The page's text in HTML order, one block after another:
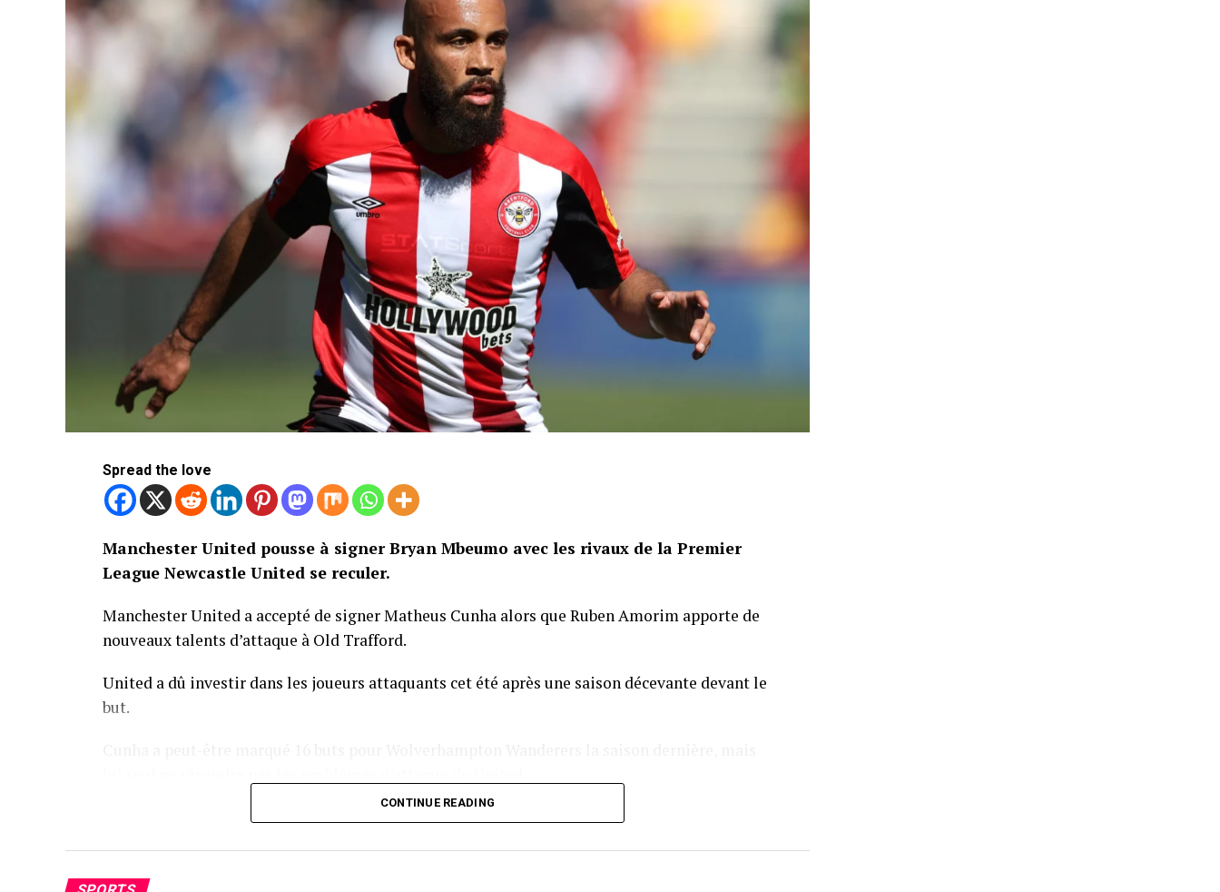
Spread the love
Manchester United pousse à signer Bryan Mbeumo avec les rivaux de la Premier
League Newcastle United se reculer.
Manchester United a accepté de signer Matheus Cunha alors que Ruben Amorim apporte de
nouveaux talents d’attaque à Old Trafford.
United a dû investir dans les joueurs attaquants cet été après une saison décevante devant le
but.
La première offre de United pour Bryan Mbeumo a échoué, mais l’attaquant de Brentford
MBEUMO a accumulé 20 buts en Premier League pour Brentford la saison dernière et semble
CONTINUE READING